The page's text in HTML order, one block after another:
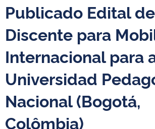
TELEFONES
Publicado Edital
Discente para
Internacional para
Universidad
Nacional (Bogotá,
Colômbia)